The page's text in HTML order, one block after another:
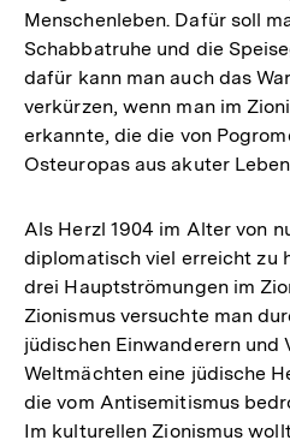
Menschenleben. Dafür soll
Schabbatruhe und die
dafür kann man auch das
verkürzen, wenn man im
erkannte, die die von
Osteuropas aus akuter
Als Herzl 1904 im Alter von
diplomatisch viel erreicht zu
drei Hauptströmungen im
Zionismus versuchte man
jüdischen Einwanderern und
Weltmächten eine jüdische
die vom Antisemitismus
Im kulturellen Zionismus